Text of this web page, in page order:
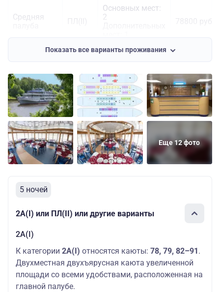
Средняя
Основных мест:
2
Шлюпочная
Основных мест:
Показать все варианты проживания
Еще 12 фото
5 ночей
2А(I) или ПЛ(II) или другие варианты
2А(I)
К категории 2А(I) относятся каюты: 78, 79, 82–91 .
Двухместная двухъярусная каюта увеличенной
площади со всеми удобствами, расположенная на
главной палубе.